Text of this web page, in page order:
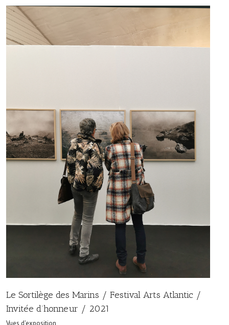
Le Sortilège des Marins / Festival Arts Atlantic /
Invitée d’honneur / 2021